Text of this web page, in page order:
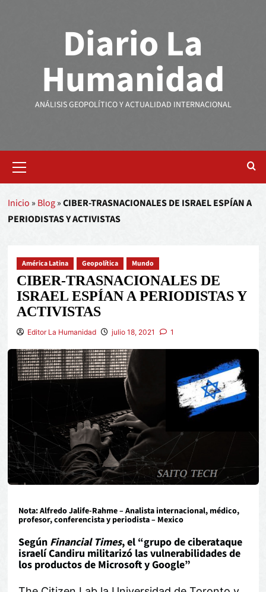
Diario La
Humanidad
ANÁLISIS GEOPOLÍTICO Y ACTUALIDAD INTERNACIONAL
Inicio » Blog»CIBER-TRASNACIONALES DE ISRAEL ESPÍAN A
PERIODISTAS Y ACTIVISTAS
América Latina Geopolítica Mundo
CIBER-TRASNACIONALES DE
ISRAEL ESPÍAN A PERIODISTAS Y
ACTIVISTAS
Editor La Humanidad julio 18, 2021 1
Nota: Alfredo Jalife-Rahme – Analista internacional, médico,
profesor, conferencista y periodista – Mexico
Según Financial Times, el grupo de ciberataque
israelí Candiru militarizó las vulnerabilidades de
los productos de Microsoft y Google